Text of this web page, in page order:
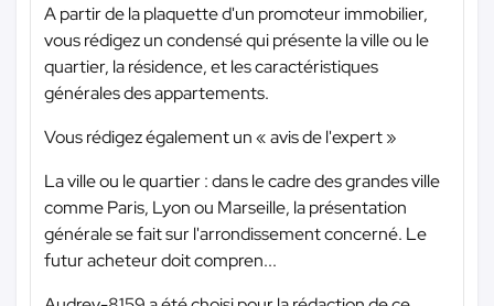
A partir de la plaquette d'un promoteur immobilier,
vous rédigez un condensé qui présente la ville ou le
quartier, la résidence, et les caractéristiques
générales des appartements.
Vous rédigez également un « avis de l'expert »
La ville ou le quartier : dans le cadre des grandes ville
comme Paris, Lyon ou Marseille, la présentation
générale se fait sur l'arrondissement concerné. Le
futur acheteur doit compren...